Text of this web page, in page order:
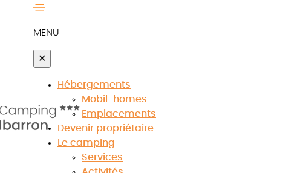
MENU
✕
Hébergements
Mobil-homes
Emplacements
Devenir propriétaire
Le camping
Services
Marchés du dimanche au Pays basque